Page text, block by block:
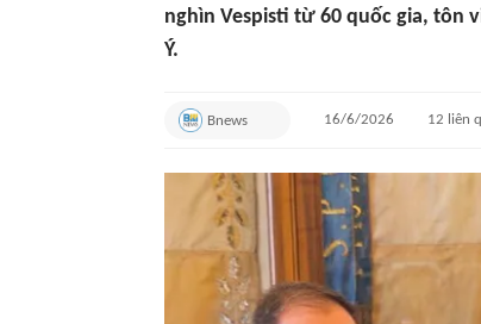
nghìn Vespisti từ 60 quốc gia, tôn
Ý.
Bnews 16/6/2026 12 liên